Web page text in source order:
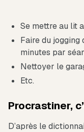
Se mettre au lit
Faire du jogging
minutes par
Nettoyer le
Etc.
Procrastiner,
D’après le